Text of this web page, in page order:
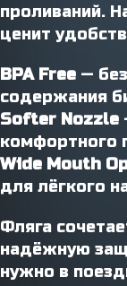
проливаний.
ценит
BPA Free —
содержания
Softer Nozzle
комфортного
Wide Mouth
для лёгкого
Фляга
надёжную
нужно в